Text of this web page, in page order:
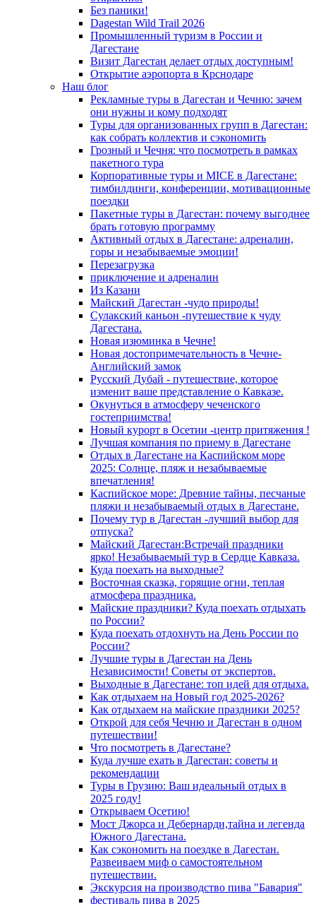
Без паники!
Dagestan Wild Trail 2026
Промышленный туризм в России и
Дагестане
Визит Дагестан делает отдых доступным!
Открытие аэропорта в Крснодаре
Наш блог
Рекламные туры в Дагестан и Чечню: зачем
они нужны и кому подходят
Туры для организованных групп в Дагестан:
как собрать коллектив и сэкономить
Грозный и Чечня: что посмотреть в рамках
пакетного тура
Корпоративные туры и MICE в Дагестане:
тимбилдинги, конференции, мотивационные
поездки
Пакетные туры в Дагестан: почему выгоднее
брать готовую программу
Активный отдых в Дагестане: адреналин,
горы и незабываемые эмоции!
Перезагрузка
приключение и адреналин
Из Казани
Майский Дагестан -чудо природы!
Сулакский каньон -путешествие к чуду
Дагестана.
Новая изюминка в Чечне!
Новая достопримечательность в Чечне-
Английский замок
Русский Дубай - путешествие, которое
изменит ваше представление о Кавказе.
Окунуться в атмосферу чеченского
гостеприимства!
Новый курорт в Осетии -центр притяжения !
Лучшая компания по приему в Дагестане
Отдых в Дагестане на Каспийском море
2025: Солнце, пляж и незабываемые
впечатления!
Каспийское море: Древние тайны, песчаные
пляжи и незабываемый отдых в Дагестане.
Почему тур в Дагестан -лучший выбор для
отпуска?
Майский Дагестан:Встречай праздники
ярко! Незабываемый тур в Сердце Кавказа.
Куда поехать на выходные?
Восточная сказка, горящие огни, теплая
атмосфера праздника.
Майские праздники? Куда поехать отдыхать
по России?
Куда поехать отдохнуть на День России по
России?
Лучшие туры в Дагестан на День
Независимости! Советы от экспертов.
Выходные в Дагестане: топ идей для отдыха.
Как отдыхаем на Новый год 2025-2026?
Как отдыхаем на майские праздники 2025?
Открой для себя Чечню и Дагестан в одном
путешествии!
Что посмотреть в Дагестане?
Куда лучше ехать в Дагестан: советы и
рекомендации
Туры в Грузию: Ваш идеальный отдых в
2025 году!
Открываем Осетию!
Мост Джорса и Дебернарди,тайна и легенда
Южного Дагестана.
Как сэкономить на поездке в Дагестан.
Развеиваем миф о самостоятельном
путешествии.
Экскурсия на производство пива "Бавария"
фестиваль пива в 2025